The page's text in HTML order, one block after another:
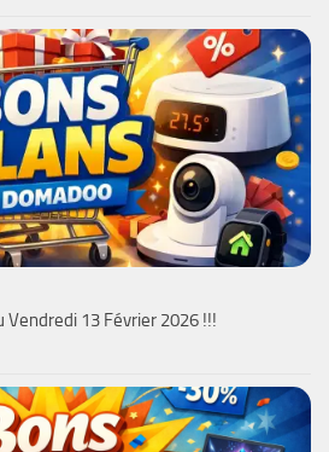
Vendredi 13 Février 2026 !!!